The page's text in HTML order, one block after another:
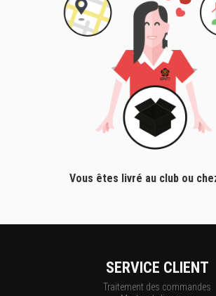
Vous êtes livré au club ou
SERVICE CLIENT
Traitement des commandes